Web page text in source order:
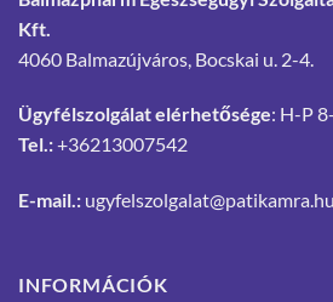
Kft.
4060 Balmazújváros, Bocskai u. 2-4.
Ügyfélszolgálat elérhetősége: H-P
Tel.:+36213007542
E-mail.: ugyfelszolgalat@patikamra.hu
INFORMÁCIÓK